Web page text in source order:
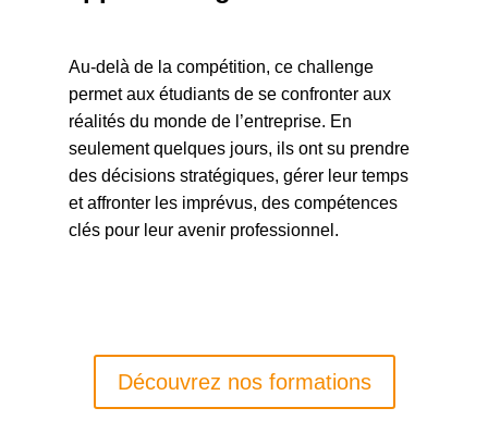
Au-delà de la compétition, ce challenge
permet aux étudiants de se confronter aux
réalités du monde de l’entreprise. En
seulement quelques jours, ils ont su prendre
des décisions stratégiques, gérer leur temps
et affronter les imprévus, des compétences
clés pour leur avenir professionnel.
Découvrez nos formations